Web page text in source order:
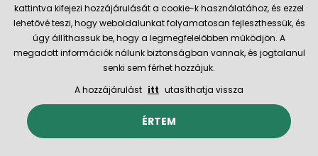
Szállítás és fizetési módok
Megbízható kereskedő
© 2026 Hecht.cz Általános szerződési feltételek
Az e-boltot létrehozta és technikailag biztosítjaSIMPLIA.cz
kattintva kifejezi hozzájárulását a cookie-k használatához, és ezzel
lehetővé teszi, hogy weboldalunkat folyamatosan fejleszthessük, és
úgy állíthassuk be, hogy a legmegfelelőbben működjön. A
megadott információk nálunk biztonságban vannak, és jogtalanul
senki sem férhet hozzájuk.
A hozzájárulást itt utasíthatja vissza
ÉRTEM